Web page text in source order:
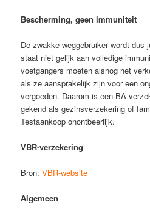
Bescherming, geen immuniteit
De zwakke weggebruiker wordt dus
staat niet gelijk aan volledige
voetgangers moeten alsnog het
als ze aansprakelijk zijn voor een
vergoeden. Daarom is een BA-
gekend als gezinsverzekering of
Testaankoop onontbeerlijk.
VBR-verzekering
Bron:VBR-website
Algemeen